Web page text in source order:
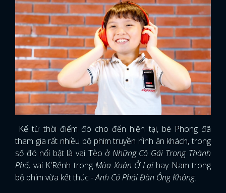
Kể từ thời điểm đó cho đến hiện tại, bé Phong đã
tham gia rất nhiều bộ phim truyền hình ăn khách, trong
số đó nổi bật là vai Tèo ở Những Cô Gái Trong Thành
Phố, vai K'Rếnh trong Mùa Xuân Ở Lạihay Nam trong
bộ phim vừa kết thúc -Anh Có Phải Đàn Ông Không.